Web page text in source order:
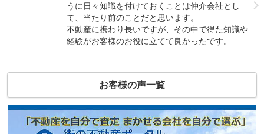
うに日々知識を付けておくことは仲介会社とし
て、当たり前のことだと思います。
不動産に携わり長いですが、その中で得た知識や
経験がお客様のお役に立てて良かったです。
お客様の声一覧